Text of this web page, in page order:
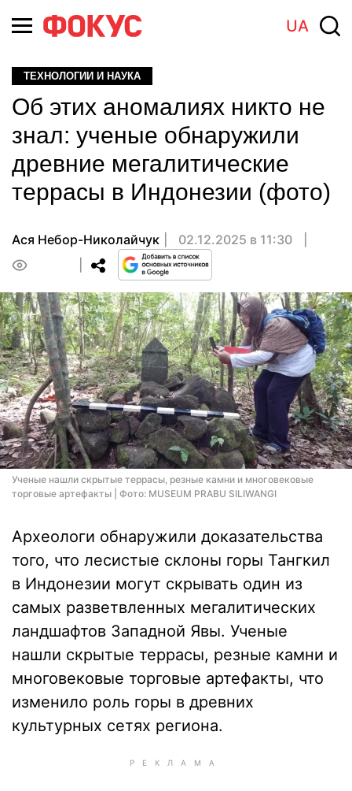
UA
ТЕХНОЛОГИИ И НАУКА
Об этих аномалиях никто не
знал: ученые обнаружили
древние мегалитические
террасы в Индонезии (фото)
Ася Небор-Николайчук
02.12.2025 в 11:30
Ученые нашли скрытые террасы, резные камни и многовековые
торговые артефакты | Фото: MUSEUM PRABU SILIWANGI
Археологи обнаружили доказательства
того, что лесистые склоны горы Тангкил
в Индонезии могут скрывать один из
самых разветвленных мегалитических
ландшафтов Западной Явы. Ученые
нашли скрытые террасы, резные камни и
многовековые торговые артефакты, что
изменило роль горы в древних
культурных сетях региона.